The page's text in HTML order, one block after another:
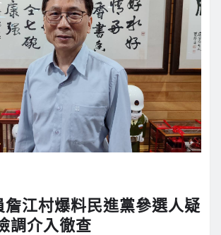
詹江村爆料民進黨參選人疑
調介入徹查